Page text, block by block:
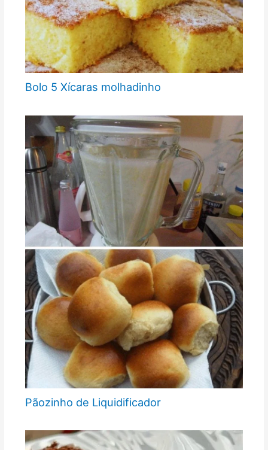
Bolo 5 Xícaras molhadinho
Pãozinho de Liquidificador